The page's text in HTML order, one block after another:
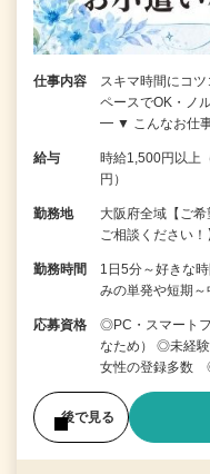
仕事内容
スキマ時間にコ
ペースでOK
━ ▼ こんなお
給与
時給1,500円以上
円）
勤務地
大阪府全域【ご
ご相談ください！
勤務時間
1日5分～好きな
みの単発や短期～
応募資格
◎PC・スマート
なため） ◎未経
女性の登録多数
後で見る